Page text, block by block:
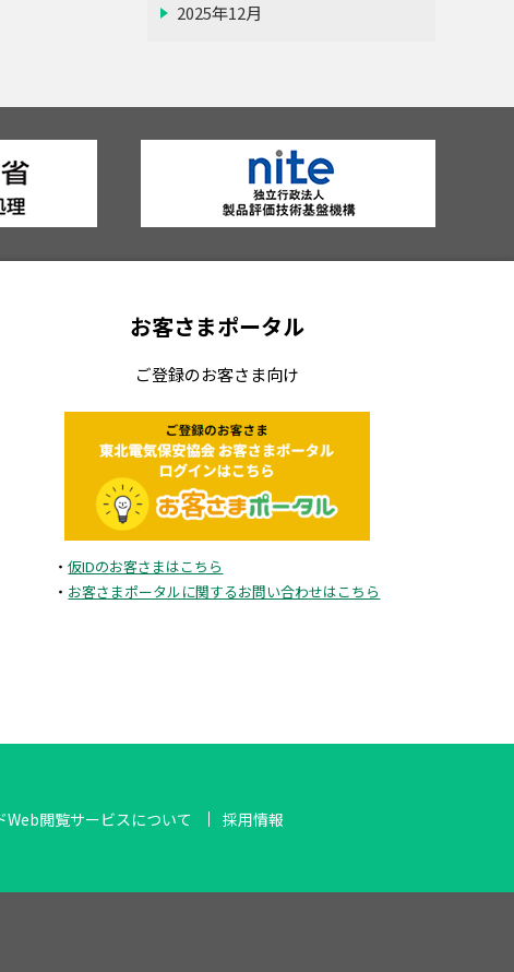
2025年12月
2025年10月
2025年9月
2025年8月
2025年7月
2025年6月
2025年5月
2025年4月
2025年3月
2024年8月
2024年7月
お客さまポータル
ご登録のお客さま向け
・仮IDのお客さまはこちら
・ お客さまポータルに関するお問い合わせはこちら
Web閲覧サービスについて 採用情報